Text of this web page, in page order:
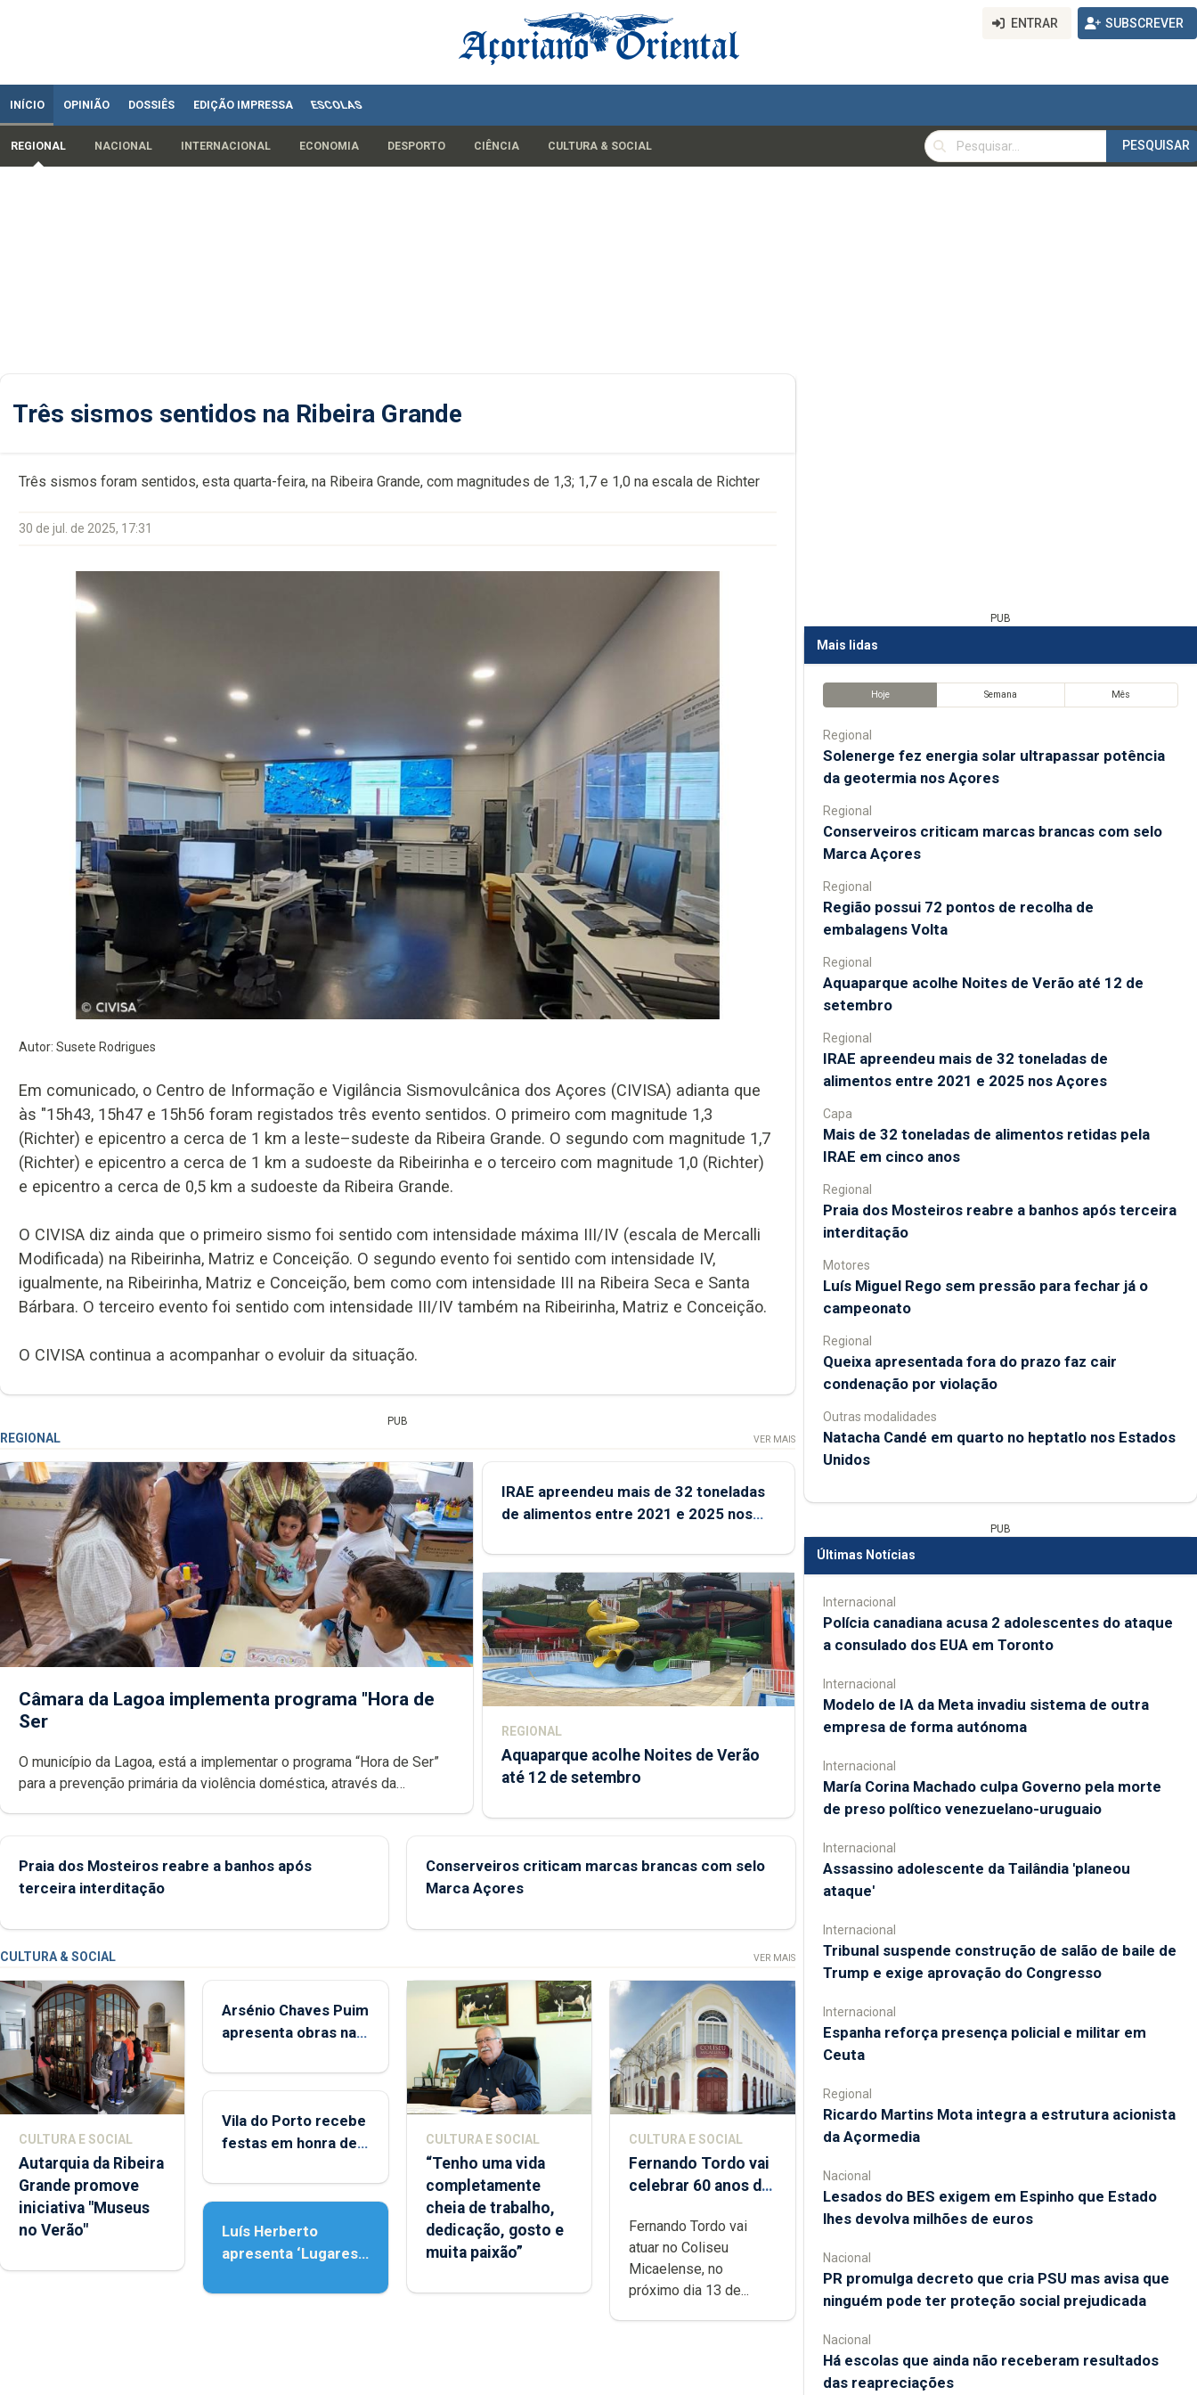
ENTRAR SUBSCREVER
INÍCIO OPINIÃO DOSSIÊS EDIÇÃO IMPRESSA ESCOLAS
REGIONAL NACIONAL INTERNACIONAL ECONOMIA DESPORTO CIÊNCIA CULTURA & SOCIAL
PESQUISAR
PESQUISAR
Três sismos sentidos na Ribeira Grande
Três sismos foram sentidos, esta quarta-feira, na Ribeira Grande, com magnitudes de 1,3; 1,7 e 1,0 na escala de Richter
30 de jul. de 2025, 17:31
Autor: Susete Rodrigues
Em comunicado, o Centro de Informação e Vigilância Sismovulcânica dos Açores (CIVISA) adianta que
às "15h43, 15h47 e 15h56 foram registados três evento sentidos. O primeiro com magnitude 1,3
(Richter) e epicentro a cerca de 1 km a leste–sudeste da Ribeira Grande. O segundo com magnitude 1,7
(Richter) e epicentro a cerca de 1 km a sudoeste da Ribeirinha e o terceiro com magnitude 1,0 (Richter)
e epicentro a cerca de 0,5 km a sudoeste da Ribeira Grande.
O CIVISA diz ainda que o primeiro sismo foi sentido com intensidade máxima III/IV (escala de Mercalli
Modificada) na Ribeirinha, Matriz e Conceição. O segundo evento foi sentido com intensidade IV,
igualmente, na Ribeirinha, Matriz e Conceição, bem como com intensidade III na Ribeira Seca e Santa
Bárbara. O terceiro evento foi sentido com intensidade III/IV também na Ribeirinha, Matriz e Conceição.
O CIVISA continua a acompanhar o evoluir da situação.
PUB
REGIONAL VER MAIS
Câmara da Lagoa implementa programa "Hora de
Ser
O município da Lagoa, está a implementar o programa “Hora de Ser”
para a prevenção primária da violência doméstica, através da
IRAE apreendeu mais de 32 toneladas
de alimentos entre 2021 e 2025 nos
REGIONAL
Aquaparque acolhe Noites de Verão
até 12 de setembro
Praia dos Mosteiros reabre a banhos após
terceira interditação
Conserveiros criticam marcas brancas com selo
Marca Açores
CULTURA & SOCIAL VER MAIS
CULTURA E SOCIAL
Autarquia da Ribeira
Grande promove
iniciativa "Museus
no Verão"
Arsénio Chaves Puim
apresenta obras na
Porto
Vila do Porto recebe
festas em honra de
Assunção
Luís Herberto
apresenta ‘Lugares
CULTURA E SOCIAL
“Tenho uma vida
completamente
cheia de trabalho,
dedicação, gosto e
muita paixão”
CULTURA E SOCIAL
Fernando Tordo vai
celebrar 60 anos de
Micaelense
Fernando Tordo vai
atuar no Coliseu
Micaelense, no
próximo dia 13 de...
PUB
Mais lidas
Hoje Semana Mês
Regional
Solenerge fez energia solar ultrapassar potência
da geotermia nos Açores
Regional
Conserveiros criticam marcas brancas com selo
Marca Açores
Regional
Região possui 72 pontos de recolha de
embalagens Volta
Regional
Aquaparque acolhe Noites de Verão até 12 de
setembro
Regional
IRAE apreendeu mais de 32 toneladas de
alimentos entre 2021 e 2025 nos Açores
Capa
Mais de 32 toneladas de alimentos retidas pela
IRAE em cinco anos
Regional
Praia dos Mosteiros reabre a banhos após terceira
interditação
Motores
Luís Miguel Rego sem pressão para fechar já o
campeonato
Regional
Queixa apresentada fora do prazo faz cair
condenação por violação
Outras modalidades
Natacha Candé em quarto no heptatlo nos Estados
Unidos
PUB
Últimas Notícias
Internacional
Polícia canadiana acusa 2 adolescentes do ataque
a consulado dos EUA em Toronto
Internacional
Modelo de IA da Meta invadiu sistema de outra
empresa de forma autónoma
Internacional
María Corina Machado culpa Governo pela morte
de preso político venezuelano-uruguaio
Internacional
Assassino adolescente da Tailândia 'planeou
ataque'
Internacional
Tribunal suspende construção de salão de baile de
Trump e exige aprovação do Congresso
Internacional
Espanha reforça presença policial e militar em
Ceuta
Regional
Ricardo Martins Mota integra a estrutura acionista
da Açormedia
Nacional
Lesados do BES exigem em Espinho que Estado
lhes devolva milhões de euros
Nacional
PR promulga decreto que cria PSU mas avisa que
ninguém pode ter proteção social prejudicada
Nacional
Há escolas que ainda não receberam resultados
das reapreciações